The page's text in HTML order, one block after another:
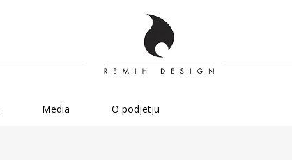
Media O podjetju